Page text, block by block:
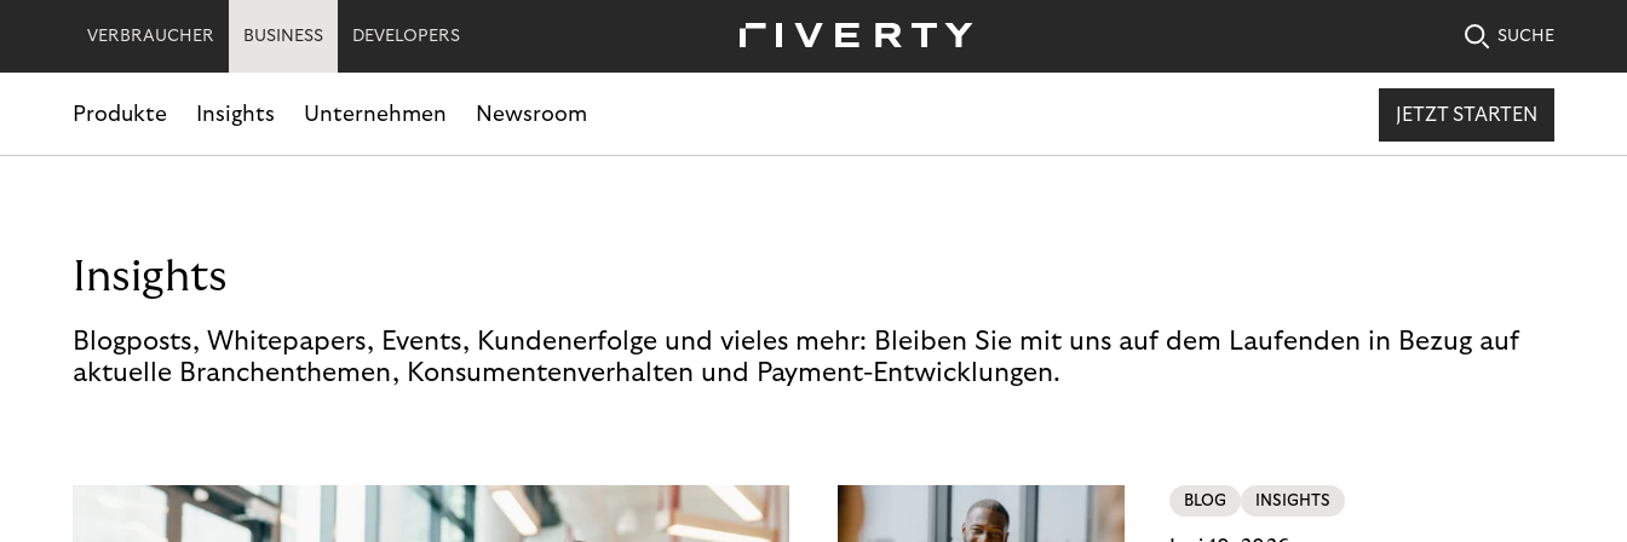
VERBRAUCHER BUSINESS DEVELOPERS SUCHE
Produkte Insights Unternehmen Newsroom JETZT STARTEN
Insights
Blogposts, Whitepapers, Events, Kundenerfolge und vieles mehr: Bleiben Sie mit uns auf dem Laufenden in Bezug auf
aktuelle Branchenthemen, Konsumentenverhalten und Payment-Entwicklungen.
BLOG INSIGHTS